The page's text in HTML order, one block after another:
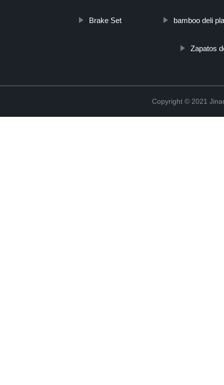
Brake Set bamboo deli
Zapatos
Copyright © 2021